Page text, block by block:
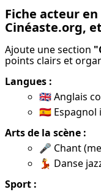
Fiche acteur
Cinéaste.org,
Ajoute une section
points clairs et
Langues :
🇬🇧 Anglais
🇪🇸
Arts de la scène :
🎤 Chant
💃 Danse
Sport :